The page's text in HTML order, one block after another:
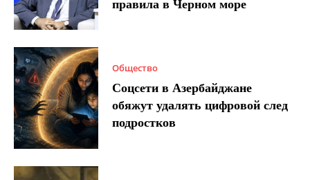
правила в Черном море
Общество
Соцсети в Азербайджане
обяжут удалять цифровой след
подростков